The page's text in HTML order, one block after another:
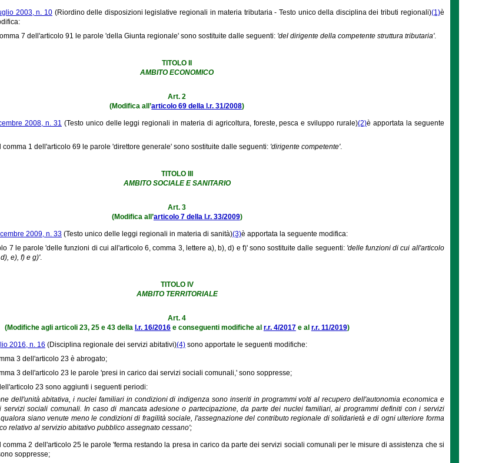
2003, n. 10(Riordino delle disposizioni legislative regionali in materia tributaria - Testo unico della disciplina dei tributi regionali)(1)è
7 dell'articolo 91 le parole 'della Giunta regionale' sono sostituite dalle seguenti: 'del dirigente della competente struttura tributaria'.
TITOLO II
AMBITO ECONOMICO
Art. 2
(Modifica all’articolo 69 della l.r. 31/2008)
2008, n. 31 (Testo unico delle leggi regionali in materia di agricoltura, foreste, pesca e sviluppo rurale)(2)è apportata la seguente
1 dell'articolo 69 le parole 'direttore generale' sono sostituite dalle seguenti: 'dirigente competente'.
TITOLO III
AMBITO SOCIALE E SANITARIO
Art. 3
(Modifica all’articolo 7 della l.r. 33/2009)
2009, n. 33 (Testo unico delle leggi regionali in materia di sanità)(3)è apportata la seguente modifica:
7 le parole 'delle funzioni di cui all'articolo 6, comma 3, lettere a), b), d) e f)' sono sostituite dalle seguenti: 'delle funzioni di cui all'articolo
e), f) e g)'.
TITOLO IV
AMBITO TERRITORIALE
Art. 4
(Modifiche agli articoli 23, 25 e 43 della l.r. 16/2016e conseguenti modifiche al r.r. 4/2017e al r.r. 11/2019)
2016, n. 16 (Disciplina regionale dei servizi abitativi)(4) sono apportate le seguenti modifiche:
3 dell'articolo 23 è abrogato;
3 dell'articolo 23 le parole 'presi in carico dai servizi sociali comunali,' sono soppresse;
23 sono aggiunti i seguenti periodi:
dell'unità abitativa, i nuclei familiari in condizioni di indigenza sono inseriti in programmi volti al recupero dell'autonomia economica e
servizi sociali comunali. In caso di mancata adesione o partecipazione, da parte dei nuclei familiari, ai programmi definiti con i servizi
siano venute meno le condizioni di fragilità sociale, l'assegnazione del contributo regionale di solidarietà e di ogni ulteriore forma
relativo al servizio abitativo pubblico assegnato cessano';
2 dell'articolo 25 le parole 'ferma restando la presa in carico da parte dei servizi sociali comunali per le misure di assistenza che si
soppresse;